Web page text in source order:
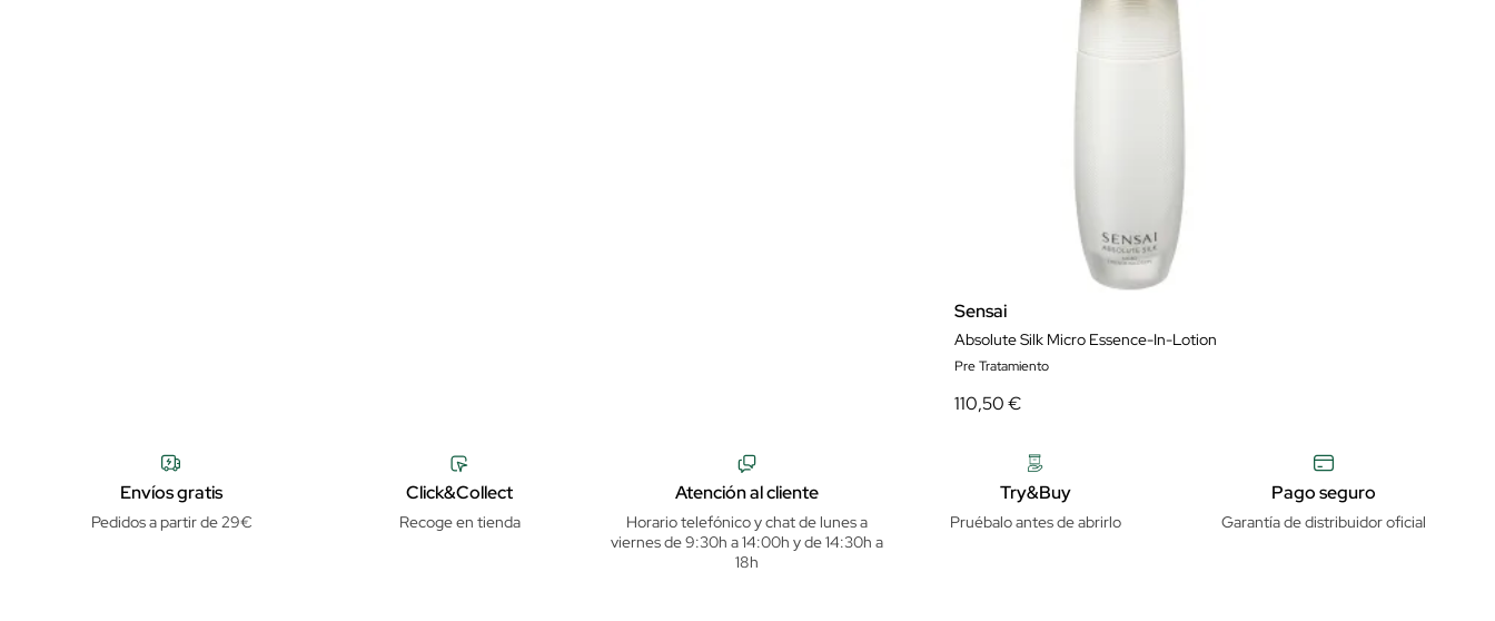
Sensai
Absolute Silk Micro Essence-In-Lotion
Pre Tratamiento
110,50 €
Envíos gratis
Pedidos a partir de 29€
Click&Collect
Recoge en tienda
Atención al cliente
Horario telefónico y chat de lunes a
viernes de 9:30h a 14:00h y de 14:30h a
18h
Try&Buy
Pruébalo antes de abrirlo
Pago seguro
Garantía de distribuidor oficial